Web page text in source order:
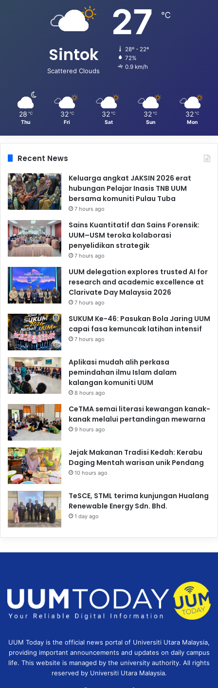
Sintok
Scattered Clouds
27 ℃
28º - 22º
72%
0.9 km/h
28 ℃
Thu
32 ℃
Fri
32 ℃
Sat
32 ℃
Sun
32 ℃
Mon
Recent News
Keluarga angkat JAKSIN 2026 erat
hubungan Pelajar Inasis TNB UUM
bersama komuniti Pulau Tuba
7 hours ago
Sains Kuantitatif dan Sains Forensik:
UUM–USM teroka kolaborasi
penyelidikan strategik
7 hours ago
UUM delegation explores trusted AI for
research and academic excellence at
Clarivate Day Malaysia 2026
7 hours ago
SUKUM Ke-46: Pasukan Bola Jaring UUM
capai fasa kemuncak latihan intensif
7 hours ago
Aplikasi mudah alih perkasa
pemindahan ilmu Islam dalam
kalangan komuniti UUM
8 hours ago
CeTMA semai literasi kewangan kanak-
kanak melalui pertandingan mewarna
9 hours ago
Jejak Makanan Tradisi Kedah: Kerabu
Daging Mentah warisan unik Pendang
10 hours ago
TeSCE, STML terima kunjungan Hualang
Renewable Energy Sdn. Bhd.
1 day ago
UUM Today is the official news portal of Universiti Utara Malaysia,
providing important announcements and updates on daily campus
life. This website is managed by the university authority. All rights
reserved by Universiti Utara Malaysia.